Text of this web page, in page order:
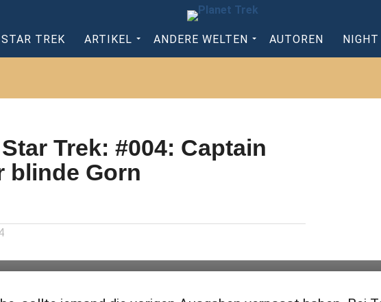
TREK ARTIKEL ANDERE WELTEN AUTOREN
Trek: #004: Captain
blinde Gorn
Trek“ und lässt uns an seinem